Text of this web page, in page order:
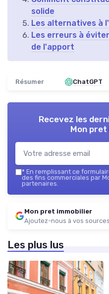
solide
Les alternatives à
Les erreurs à
de l'apport
Résumer ChatGPT
Recevez les
Mon
* En remplissant ce
des fins commerciales par
partenaires.
Mon pret immobilier
Ajoutez-nous à vos
Les plus lus